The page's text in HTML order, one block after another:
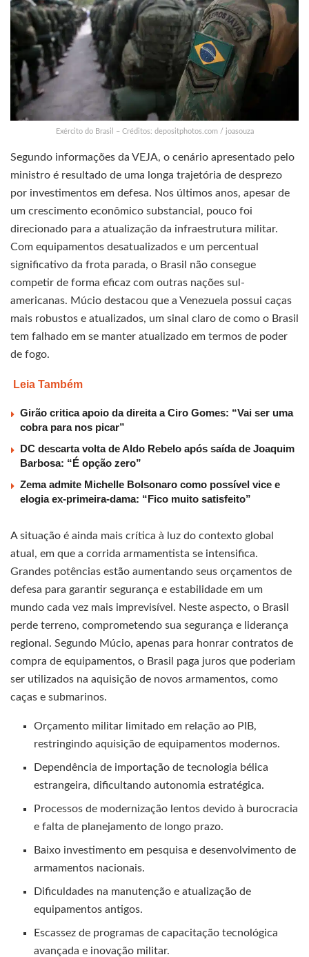
Exército do Brasil – Créditos: depositphotos.com / joasouza
Segundo informações da VEJA, o cenário apresentado pelo
ministro é resultado de uma longa trajetória de desprezo
por investimentos em defesa. Nos últimos anos, apesar de
um crescimento econômico substancial, pouco foi
direcionado para a atualização da infraestrutura militar.
Com equipamentos desatualizados e um percentual
significativo da frota parada, o Brasil não consegue
competir de forma eficaz com outras nações sul-
americanas. Múcio destacou que a Venezuela possui caças
mais robustos e atualizados, um sinal claro de como o Brasil
tem falhado em se manter atualizado em termos de poder
de fogo.
Leia Também
Girão critica apoio da direita a Ciro Gomes: “Vai ser uma
cobra para nos picar”
DC descarta volta de Aldo Rebelo após saída de Joaquim
Barbosa: “É opção zero”
Zema admite Michelle Bolsonaro como possível vice e
elogia ex-primeira-dama: “Fico muito satisfeito”
A situação é ainda mais crítica à luz do contexto global
atual, em que a corrida armamentista se intensifica.
Grandes potências estão aumentando seus orçamentos de
defesa para garantir segurança e estabilidade em um
mundo cada vez mais imprevisível. Neste aspecto, o Brasil
perde terreno, comprometendo sua segurança e liderança
regional. Segundo Múcio, apenas para honrar contratos de
compra de equipamentos, o Brasil paga juros que poderiam
ser utilizados na aquisição de novos armamentos, como
caças e submarinos.
Orçamento militar limitado em relação ao PIB,
restringindo aquisição de equipamentos modernos.
Dependência de importação de tecnologia bélica
estrangeira, dificultando autonomia estratégica.
Processos de modernização lentos devido à burocracia
e falta de planejamento de longo prazo.
Baixo investimento em pesquisa e desenvolvimento de
armamentos nacionais.
Dificuldades na manutenção e atualização de
equipamentos antigos.
Escassez de programas de capacitação tecnológica
avançada e inovação militar.